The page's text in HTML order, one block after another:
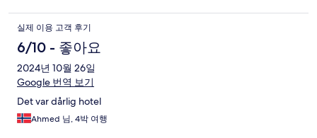
estos que te dejarían en un hotel 4*.Solo un champú que no
hace ni espuma y un jabón medio gastado.Toallas solo 2 no
huelen bien.No hay un buen olor en general en toda la
estructura .Para el desayuno no me levanté,era de 8-10am.Como
si tuviéramos que ir a trabajar, no considerando que estás de
vacaciones,pero creo que en toda la isla era así.Bastante escaso
y de baja calidad además.Desayuné una sola mañana que tenía
una escursion a las 08:30,de la cual el recepciónista tampoco
avisó al que estaba de turno por la mañana así que tampoco
실제 이용 고객 후기
6/10 - 좋아요
2024년 10월 26일
Google 번역 보기
Det var dårlig hotel
Ahmed 님, 4박 여행